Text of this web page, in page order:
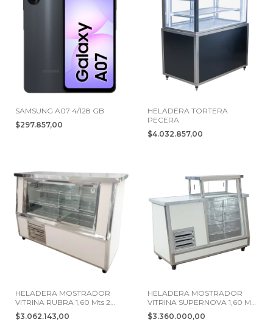
SAMSUNG A07 4/128 GB
$297.857,00
HELADERA TORTERA
PECERA
$4.032.857,00
HELADERA MOSTRADOR
VITRINA RUBRA 1,60 Mts 2
PUERTAS
$3.062.143,00
HELADERA MOSTRADOR
VITRINA SUPERNOVA 1,60 Mts
2 PUERTAS
$3.360.000,00